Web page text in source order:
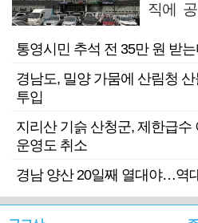
직에
통영시민 추석 전 35만 원 받
경남도, 밀양 가뭄에 산림청
투입
지리산 기슭 산청군, 제한급수
운영도 취소
경남 양산 20일째 열대야…역